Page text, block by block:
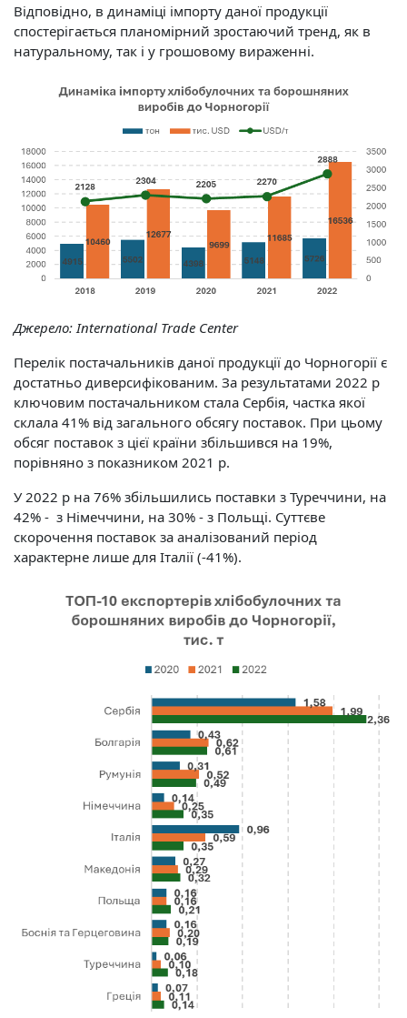
Відповідно, в динаміці імпорту даної продукції
спостерігається планомірний зростаючий тренд, як в
натуральному, так і у грошовому вираженні.
Джерело:International Trade Center
Перелік постачальників даної продукції до Чорногорії є
достатньо диверсифікованим. За результатами 2022 р
ключовим постачальником стала Сербія, частка якої
склала 41% від загального обсягу поставок. При цьому
обсяг поставок з цієї країни збільшився на 19%,
порівняно з показником 2021 р.
У 2022 р на 76% збільшились поставки з Туреччини, на
42% - з Німеччини, на 30% - з Польщі. Суттєве
скорочення поставок за аналізований період
характерне лише для Італії (-41%).